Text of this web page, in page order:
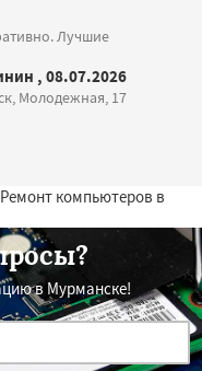
Лучшие
, 08.07.2026
Молодежная, 17
компьютеров в
в Мурманске!